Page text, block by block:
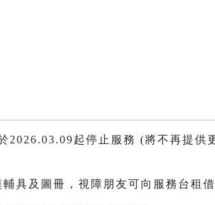
2026.03.09起停止服務 (將不再提供
具及圖冊，視障朋友可向服務台租借